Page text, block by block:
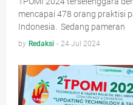
mencapai 478 orang praktisi
Indonesia. Sedang pameran
by Redaksi - 24 Jul 2024